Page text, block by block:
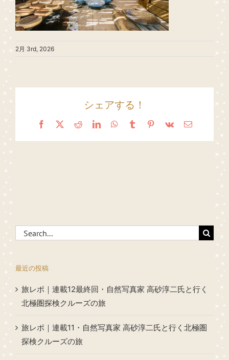
2月 3rd, 2026
シェアする！
Facebook
X RedditLinkedInWhatsApp
TumblrPinterest
Vk Email
Search
for:
最近の投稿
旅レポ｜連載12最終回・自然写真家 高砂淳二氏と行く
北極圏探検クルーズの旅
旅レポ｜連載11・自然写真家 高砂淳二氏と行く北極圏
探検クルーズの旅